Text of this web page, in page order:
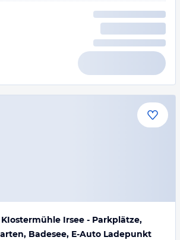
Irsee - Parkplätze,
Badesee, E-Auto Ladepunkt